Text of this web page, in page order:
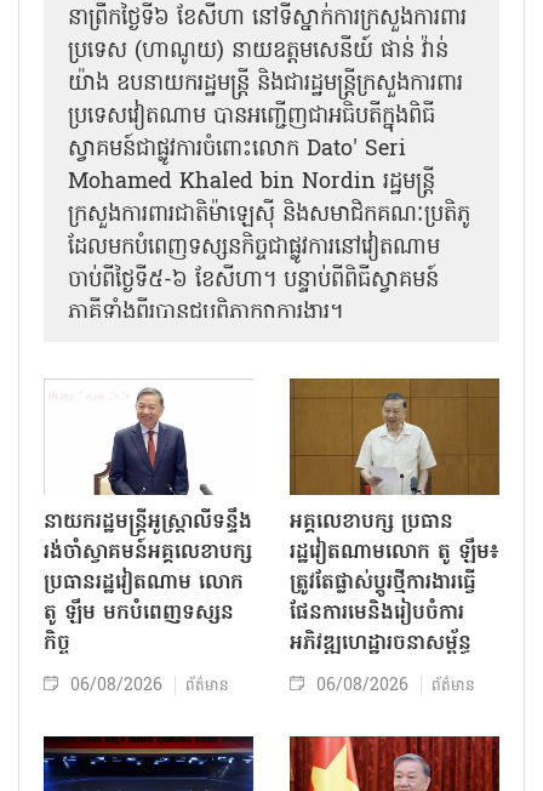
នា​ព្រឹកថ្ងៃទី៦ ខែសីហា នៅទីស្នាក់ការក្រសួងការពារ
ប្រទេស (ហាណូយ) នាយឧត្តមសេនីយ៍ ផាន់ វ៉ាន់
យ៉ាង ឧបនាយករដ្ឋមន្ត្រី និងជារដ្ឋមន្ត្រីក្រសួងការពារ
ប្រទេសវៀតណាម បានអញ្ជើញជាអធិបតីក្នុងពិធី
ស្វាគមន៍ជាផ្លូវការ​ចំពោះលោក Dato' Seri
Mohamed Khaled bin Nordin រដ្ឋមន្ត្រី
ក្រសួងការពារជាតិម៉ាឡេស៊ី និងសមាជិកគណៈប្រតិភូ
ដែលមកបំពេញទស្សនកិច្ចជាផ្លូវការនៅវៀតណាម
ចាប់ពីថ្ងៃទី៥-៦ ខែសីហា។ បន្ទាប់ពីពិធីស្វាគមន៍
ភាគីទាំងពីរបានជួបពិភាក្សាការងារ​។
នាយករដ្ឋមន្ត្រីអូស្ត្រាលីទន្ទឹង
រង់ចាំស្វាគមន៍អគ្គលេខាបក្ស
ប្រធានរដ្ឋវៀតណាម លោក
តូ ឡឹម មកបំពេញទស្សន
កិច្ច
06/08/2026 ព័ត៌មាន
អគ្គលេខាបក្ស ប្រធាន
រដ្ឋវៀតណាមលោក តូ ឡឹម៖
ត្រូវតែផ្លាស់ប្ដូរថ្មីការងារធ្វើ
ផែនការមេនិងរៀបចំការ
អភិវឌ្ឍហេដ្ឋារចនាសម្ព័ន្ធ
06/08/2026 ព័ត៌មាន